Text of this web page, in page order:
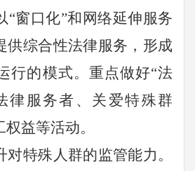
“窗口化”和网络延伸服务
供综合性法律服务，形成
行的模式。重点做好“法
律服务者、关爱特殊群
益等活动。
对特殊人群的监管能力。